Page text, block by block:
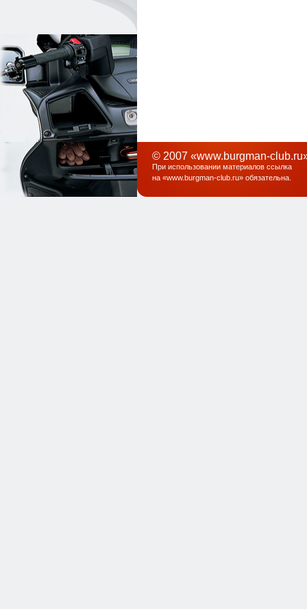
© 2007 «www.burgman-
При использовании материалов ссылка
на «www.burgman-club.ru» обязательна